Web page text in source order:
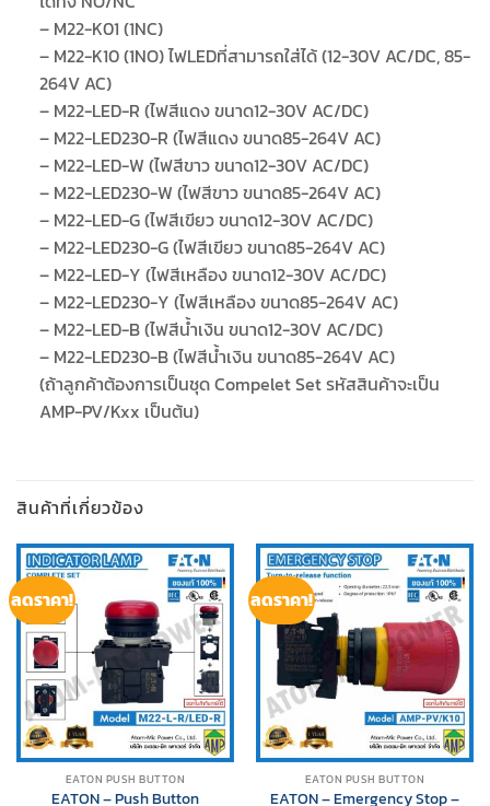
– M22-K01 (1NC)
– M22-K10 (1NO) ไฟLEDที่สามารถใส่ได้ (12-30V AC/DC, 85-
264V AC)
– M22-LED-R (ไฟสีแดง ขนาด12-30V AC/DC)
– M22-LED230-R (ไฟสีแดง ขนาด85-264V AC)
– M22-LED-W (ไฟสีขาว ขนาด12-30V AC/DC)
– M22-LED230-W (ไฟสีขาว ขนาด85-264V AC)
– M22-LED-G (ไฟสีเขียว ขนาด12-30V AC/DC)
– M22-LED230-G (ไฟสีเขียว ขนาด85-264V AC)
– M22-LED-Y (ไฟสีเหลือง ขนาด12-30V AC/DC)
– M22-LED230-Y (ไฟสีเหลือง ขนาด85-264V AC)
– M22-LED-B (ไฟสีน้ำเงิน ขนาด12-30V AC/DC)
– M22-LED230-B (ไฟสีน้ำเงิน ขนาด85-264V AC)
(ถ้าลูกค้าต้องการเป็นชุด Compelet Set รหัสสินค้าจะเป็น
AMP-PV/Kxx เป็นต้น)
สินค้าที่เกี่ยวข้อง
ลดราคา!
EATON PUSH BUTTON
EATON – Push Button
ลดราคา!
EATON PUSH BUTTON
EATON – Emergency Stop –